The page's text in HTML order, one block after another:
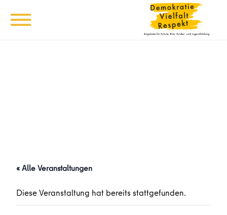
« Alle Veranstaltungen
Diese Veranstaltung hat bereits stattgefunden.